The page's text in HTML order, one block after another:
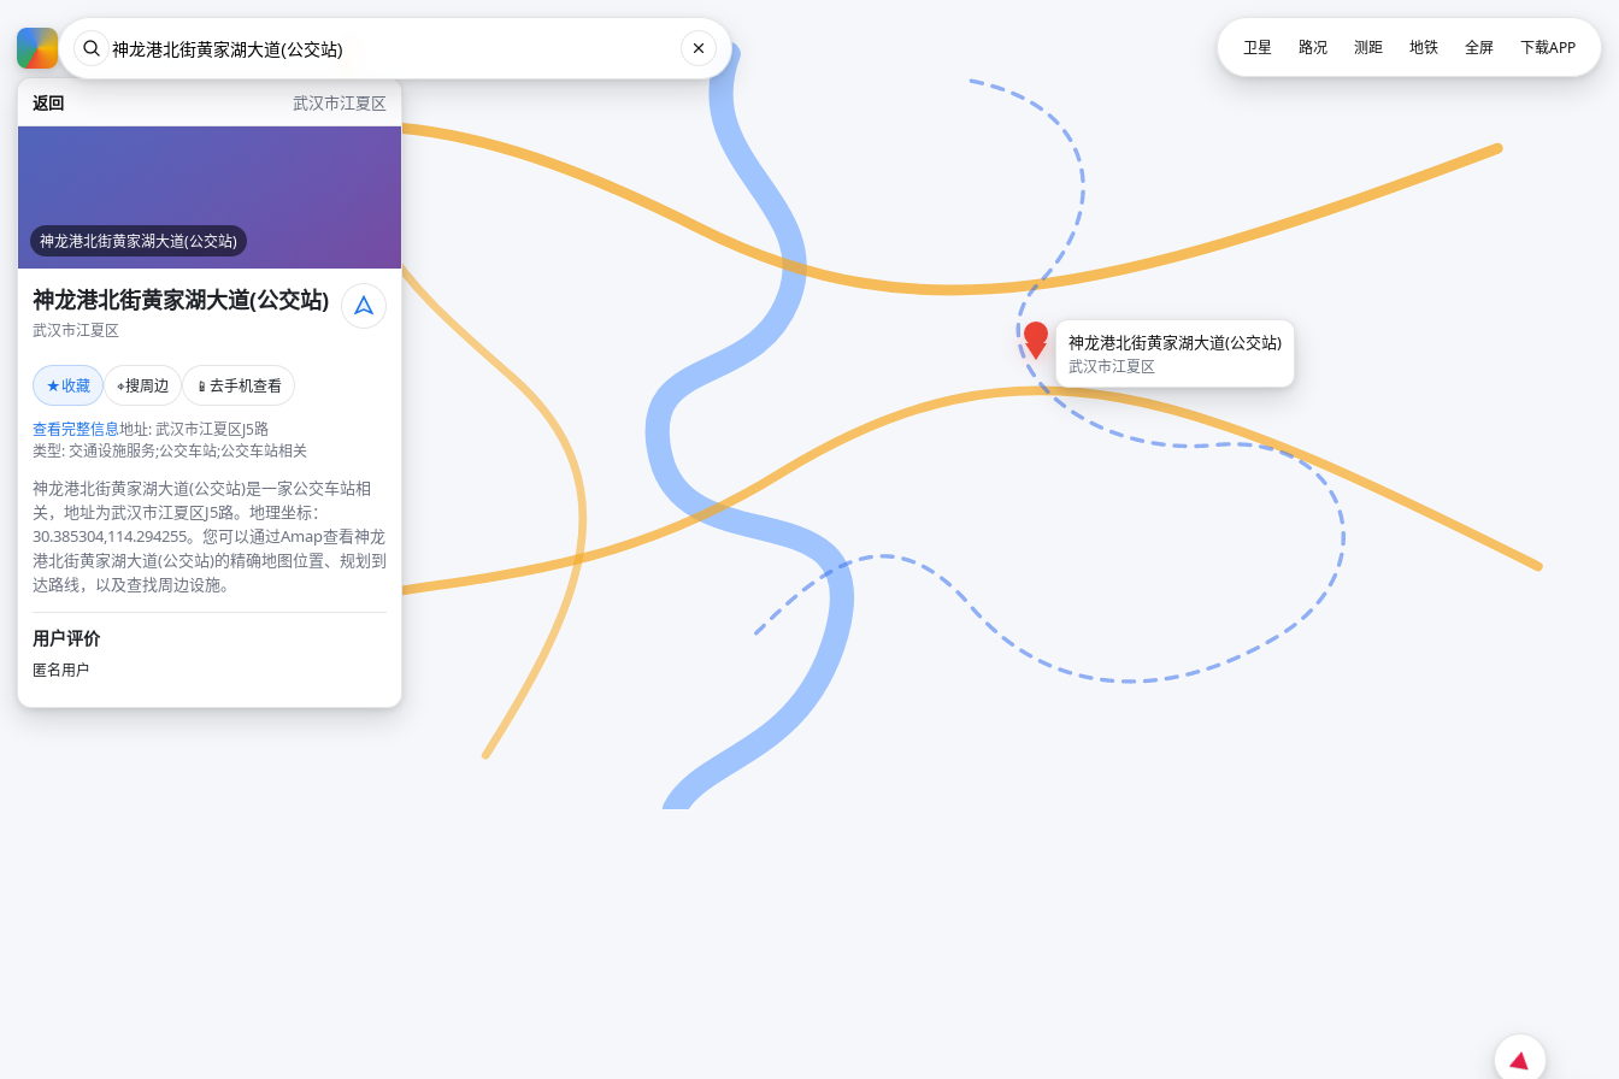
返回 武汉市江夏区
神龙港北街黄家湖大道(公交站)
神龙港北街黄家湖大道(公交站)
武汉市江夏区
★收藏 ⌖搜周边 📱 去手机查看
查看完整信息地址: 武汉市江夏区J5路
类型: 交通设施服务;公交车站;公交车站相关
神龙港北街黄家湖大道(公交站)是一家公交车站相
关，地址为武汉市江夏区J5路。地理坐标：
30.385304,114.294255。您可以通过Amap查看神龙
港北街黄家湖大道(公交站)的精确地图位置、规划到
达路线，以及查找周边设施。
用户评价
匿名用户
神龙港北街黄家湖大道(公交站)
武汉市江夏区
卫星 路况 测距 地铁 全屏 下载APP